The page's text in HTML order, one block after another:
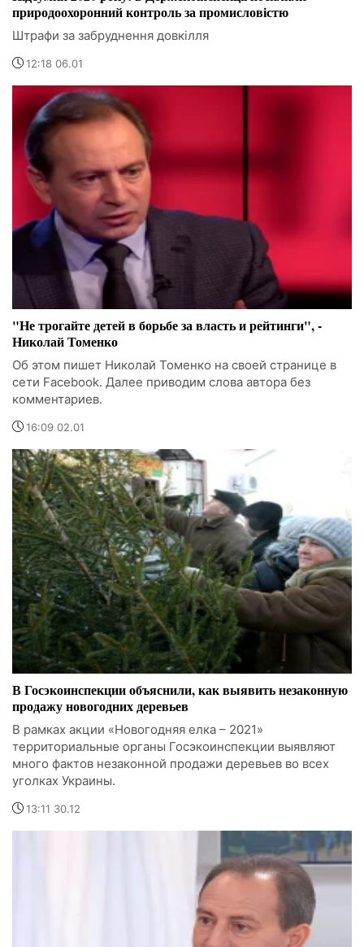
природоохоронний контроль за промисловістю
Штрафи за забруднення довкілля
12:18 06.01
"Не трогайте детей в борьбе за власть и рейтинги", -
Николай Томенко
Об этом пишет Николай Томенко на своей странице в
сети Facebook. Далее приводим слова автора без
комментариев.
16:09 02.01
В Госэкоинспекции объяснили, как выявить незаконную
продажу новогодних деревьев
В рамках акции «Новогодняя елка – 2021»
территориальные органы Госэкоинспекции выявляют
много фактов незаконной продажи деревьев во всех
уголках Украины.
13:11 30.12